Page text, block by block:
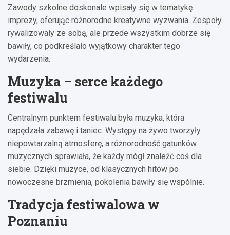
Zawody szkolne doskonale wpisały się w tematykę
imprezy, oferując różnorodne kreatywne wyzwania. Zespoły
rywalizowały ze sobą, ale przede wszystkim dobrze się
bawiły, co podkreślało wyjątkowy charakter tego
wydarzenia.
Muzyka – serce każdego
festiwalu
Centralnym punktem festiwalu była muzyka, która
napędzała zabawę i taniec. Występy na żywo tworzyły
niepowtarzalną atmosferę, a różnorodność gatunków
muzycznych sprawiała, że każdy mógł znaleźć coś dla
siebie. Dzięki muzyce, od klasycznych hitów po
nowoczesne brzmienia, pokolenia bawiły się wspólnie.
Tradycja festiwalowa w
Poznaniu